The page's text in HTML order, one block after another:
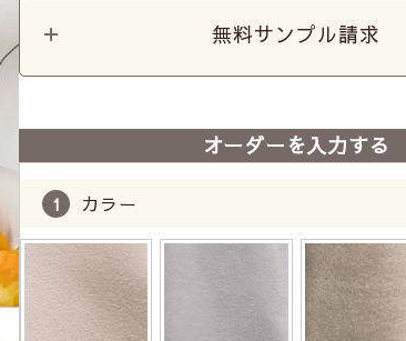
無料サンプル請求
オーダーを入力する
カラー